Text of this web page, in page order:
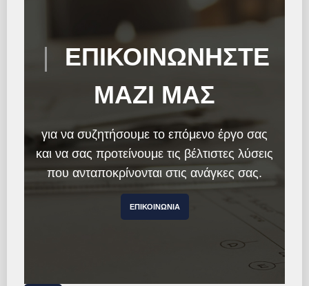
|
ΕΠΙΚΟΙΝΩΝΗΣΤΕ
ΜΑΖΙ ΜΑΣ
για να συζητήσουμε το επόμενο έργο σας
και να σας προτείνουμε τις βέλτιστες λύσεις
που ανταποκρίνονται στις ανάγκες σας.
ΕΠΙΚΟΙΝΩΝΊΑ